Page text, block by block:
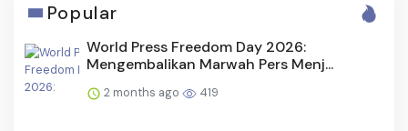
Popular
World Press Freedom Day 2026:
Mengembalikan Marwah Pers Menj...
2 months ago 419